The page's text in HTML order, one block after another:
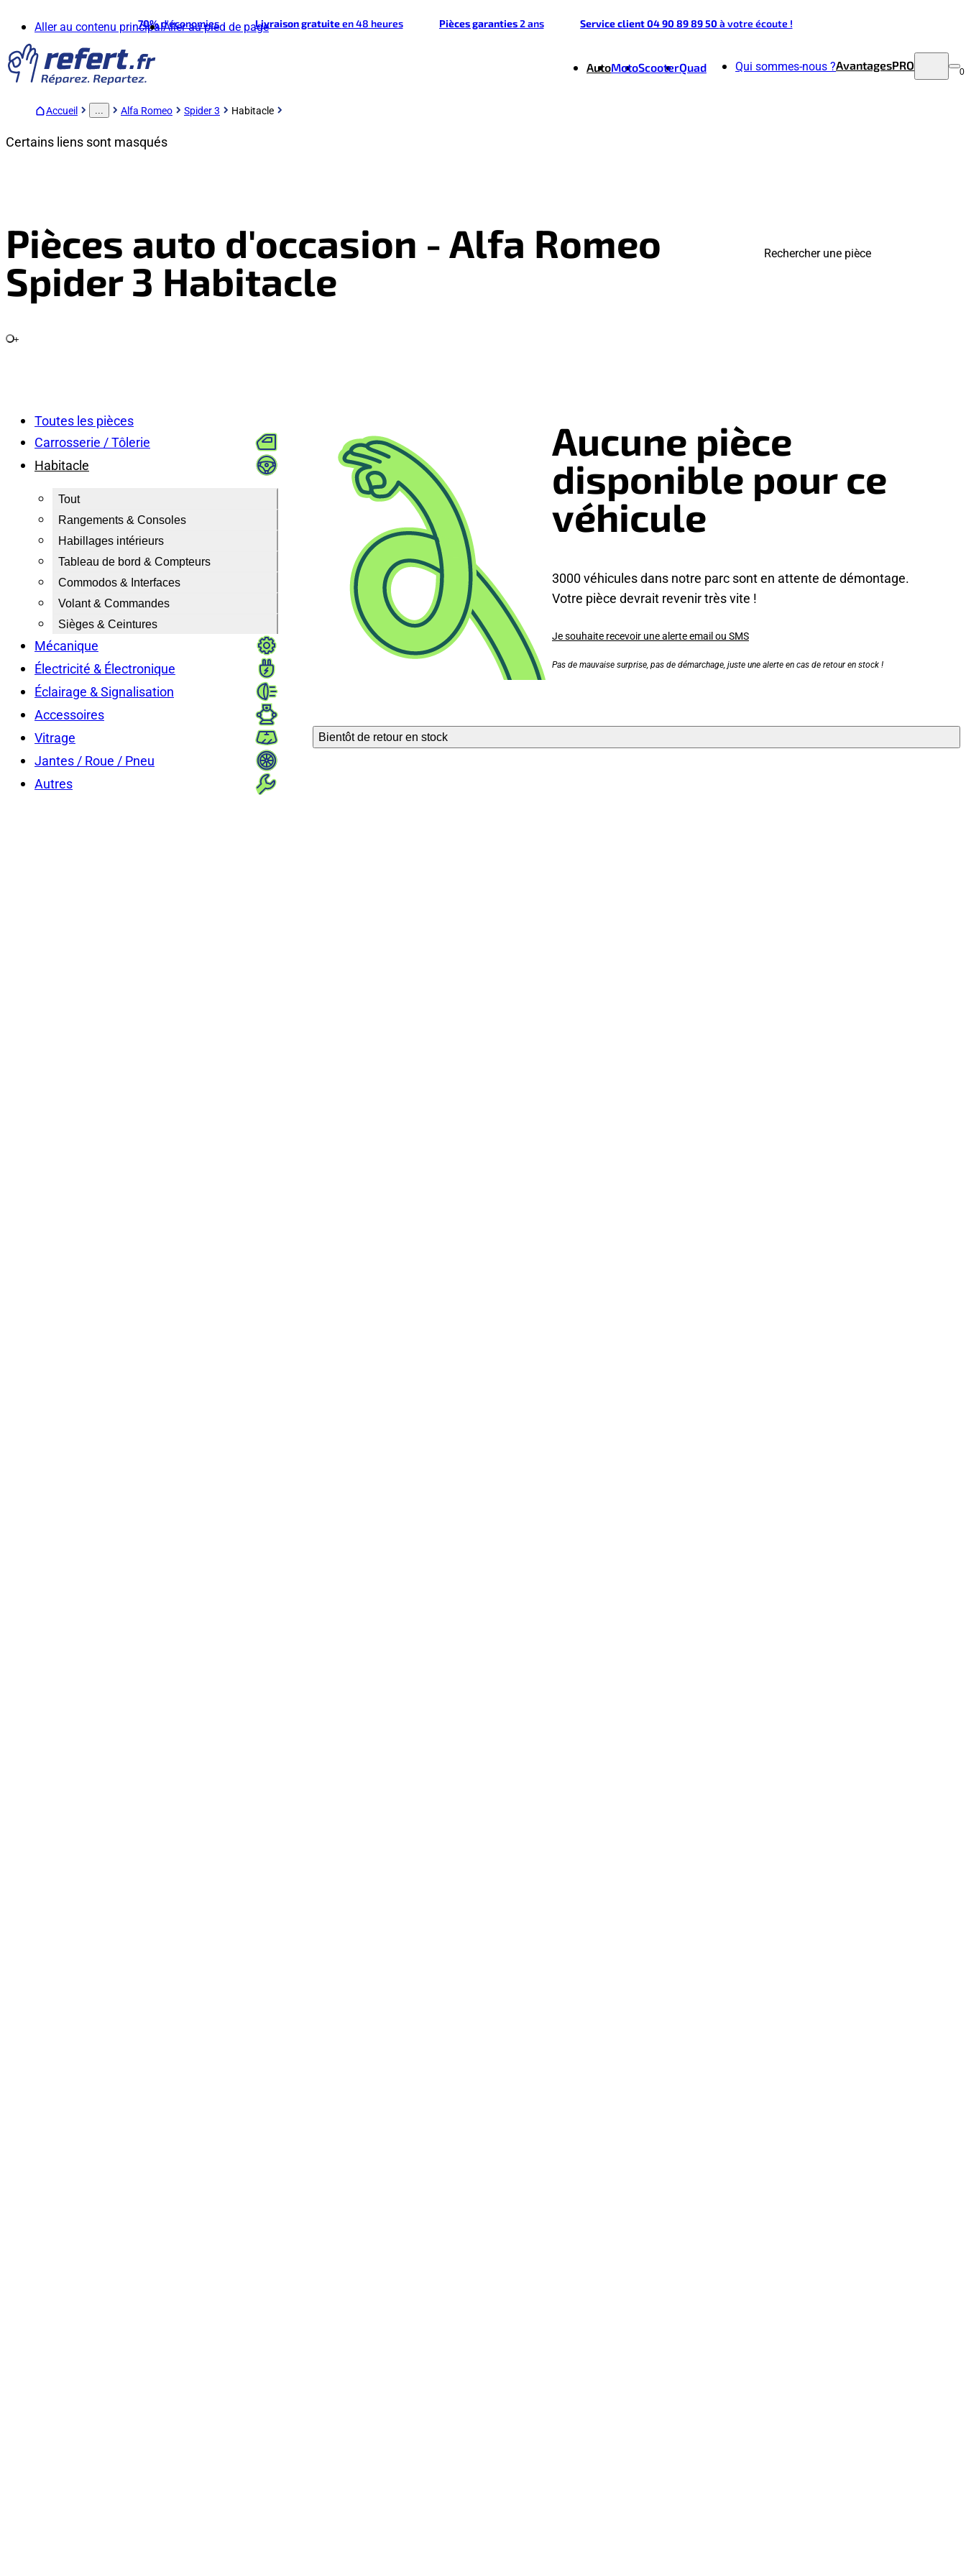
Aller au contenu principalAller au pied de page
70%d'économies Livraison gratuiteen 48 heures Pièces garanties2 ans Service client 04 90 89 89 50à votre écoute !
AutoMotoScooterQuad Qui sommes-nous ?AvantagesPRO 0
Accueil ... Alfa Romeo Spider 3 Habitacle
Certains liens sont masqués
Pièces auto d'occasion - Alfa Romeo
Spider 3 Habitacle
+
Rechercher une pièce
Toutes les pièces
Carrosserie / Tôlerie
Habitacle
Tout
Rangements & Consoles
Habillages intérieurs
Tableau de bord & Compteurs
Commodos & Interfaces
Volant & Commandes
Sièges & Ceintures
Mécanique
Électricité & Électronique
Éclairage & Signalisation
Accessoires
Vitrage
Jantes / Roue / Pneu
Autres
Aucune pièce
disponible pour ce
véhicule
3000 véhicules dans notre parc sont en attente de démontage.
Votre pièce devrait revenir très vite !
Je souhaite recevoir une alerte email ou SMS
Pas de mauvaise surprise, pas de démarchage, juste une alerte en cas de retour en stock !
Bientôt de retour en stock